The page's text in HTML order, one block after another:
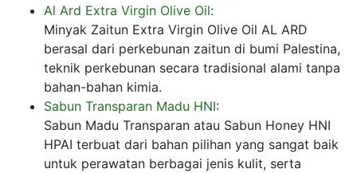
Al Ard Extra Virgin Olive Oil:
Minyak Zaitun Extra Virgin Olive Oil AL ARD
berasal dari perkebunan zaitun di bumi Palestina,
teknik perkebunan secara tradisional alami tanpa
bahan-bahan kimia.
Sabun Transparan Madu HNI:
Sabun Madu Transparan atau Sabun Honey HNI
HPAI terbuat dari bahan pilihan yang sangat baik
untuk perawatan berbagai jenis kulit, serta